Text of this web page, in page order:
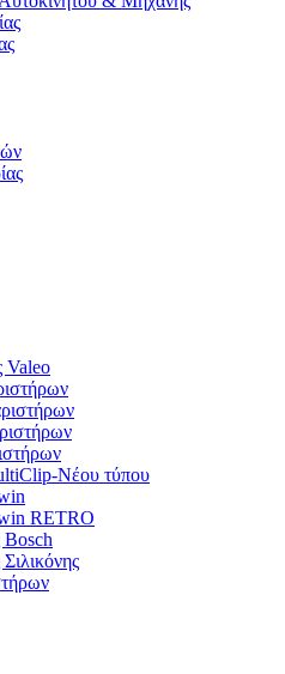
Valeo
Νέου τύπου
RETRO
Bosch